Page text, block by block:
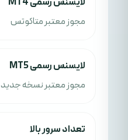
مجوز معتبر متاکوتس
لایسنس رسمی MT5
مجوز معتبر نسخه جدید
تعداد سرور بالا